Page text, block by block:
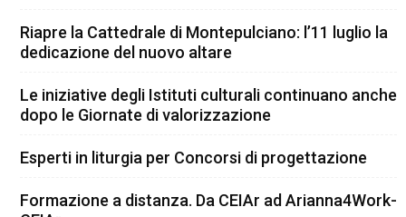
Riapre la Cattedrale di Montepulciano: l’11 luglio la
dedicazione del nuovo altare
Le iniziative degli Istituti culturali continuano anche
dopo le Giornate di valorizzazione
Esperti in liturgia per Concorsi di progettazione
Formazione a distanza. Da CEIAr ad Arianna4Work-